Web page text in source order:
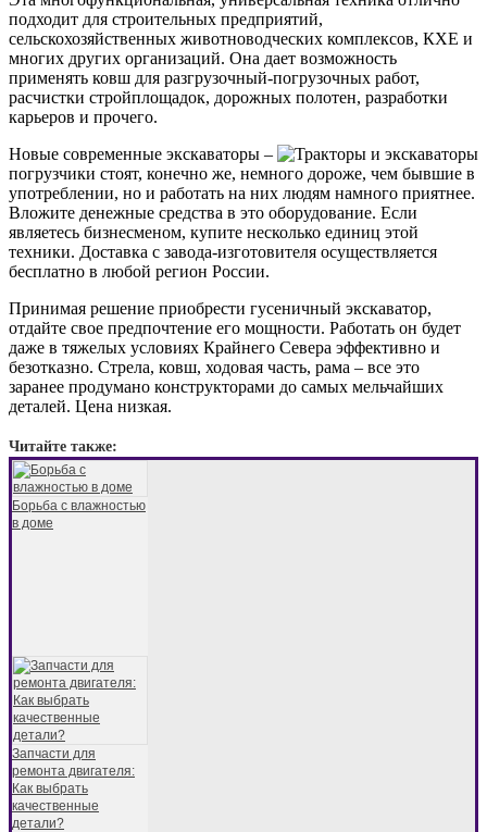
подходит для строительных предприятий,
сельскохозяйственных животноводческих комплексов, КХЕ и
многих других организаций. Она дает возможность
применять ковш для разгрузочный-погрузочных работ,
расчистки стройплощадок, дорожных полотен, разработки
карьеров и прочего.
Новые современные экскаваторы –
погрузчики стоят, конечно же, немного дороже, чем бывшие в
употреблении, но и работать на них людям намного приятнее.
Вложите денежные средства в это оборудование. Если
являетесь бизнесменом, купите несколько единиц этой
техники. Доставка с завода-изготовителя осуществляется
бесплатно в любой регион России.
Принимая решение приобрести гусеничный экскаватор,
отдайте свое предпочтение его мощности. Работать он будет
даже в тяжелых условиях Крайнего Севера эффективно и
безотказно. Стрела, ковш, ходовая часть, рама – все это
заранее продумано конструкторами до самых мельчайших
деталей. Цена низкая.
Читайте также:
Борьба с влажностью
в доме
Запчасти для
ремонта двигателя:
Как выбрать
качественные
детали?